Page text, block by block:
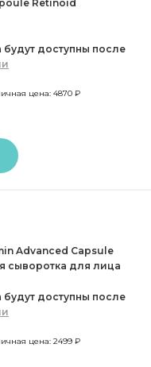
Retinoid
доступны после
цена: 4870 ₽
Advanced Capsule
сыворотка для лица
доступны после
цена: 2499 ₽